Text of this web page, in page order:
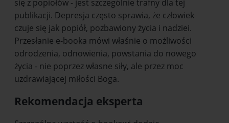
się z popiołów - jest szczególnie trafny dla tej
publikacji. Depresja często sprawia, że człowiek
czuje się jak popiół, pozbawiony życia i nadziei.
Przesłanie e-booka mówi właśnie o możliwości
odrodzenia, odnowienia, powstania do nowego
życia - nie poprzez własne siły, ale przez moc
uzdrawiającej miłości Boga.
Rekomendacja eksperta